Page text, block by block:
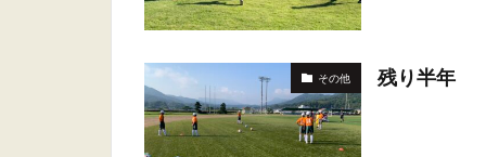
その他 残り半年